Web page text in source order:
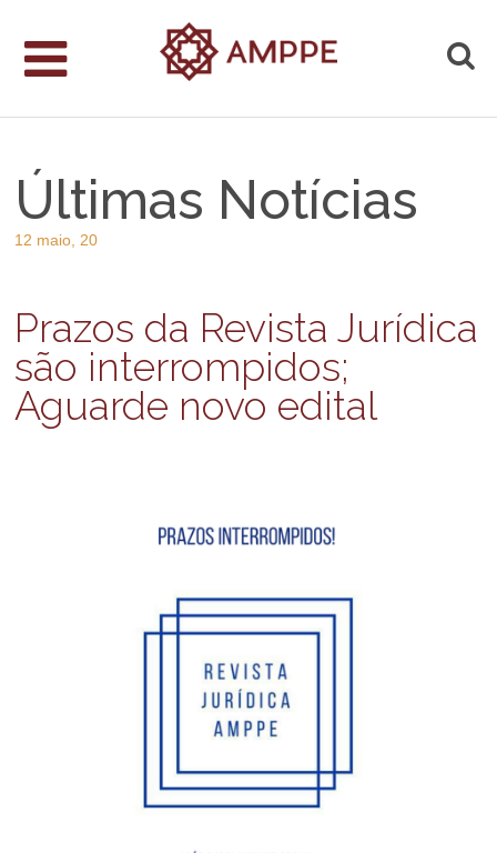
Últimas Notícias
12 maio, 20
Prazos da Revista Jurídica
são interrompidos;
Aguarde novo edital